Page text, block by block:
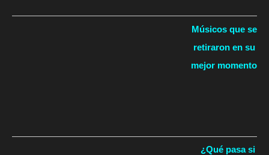
Músicos que se
retiraron en su
mejor momento
¿Qué pasa si